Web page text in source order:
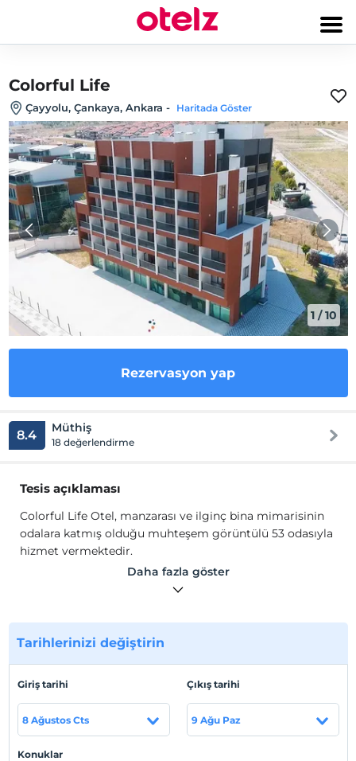
Colorful Life
Çayyolu, Çankaya, Ankara - Haritada Göster
1 /10
Rezervasyon yap
8.4 Müthiş
18 değerlendirme
Tesis açıklaması
Colorful Life Otel, manzarası ve ilginç bina mimarisinin
odalara katmış olduğu muhteşem görüntülü 53 odasıyla
hizmet vermektedir.
Colorful Life'ın odalarında ücretsiz WI-FI, TV, havlu seti
gibi olanaklar mevcuttur. Otopark ve oto kiralama
evinizin konforunu vermeye çalışmaktayız.
Tesis lokasyon bilgileri
konumlanmaktadır.
Daha fazla göster
Tarihlerinizi değiştirin
Giriş tarihi
8 Ağustos Cts
Çıkış tarihi
9 Ağu Paz
Konuklar